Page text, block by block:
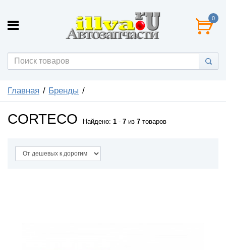
0
Главная Бренды
CORTECO Найдено: 1 - 7 из 7 товаров